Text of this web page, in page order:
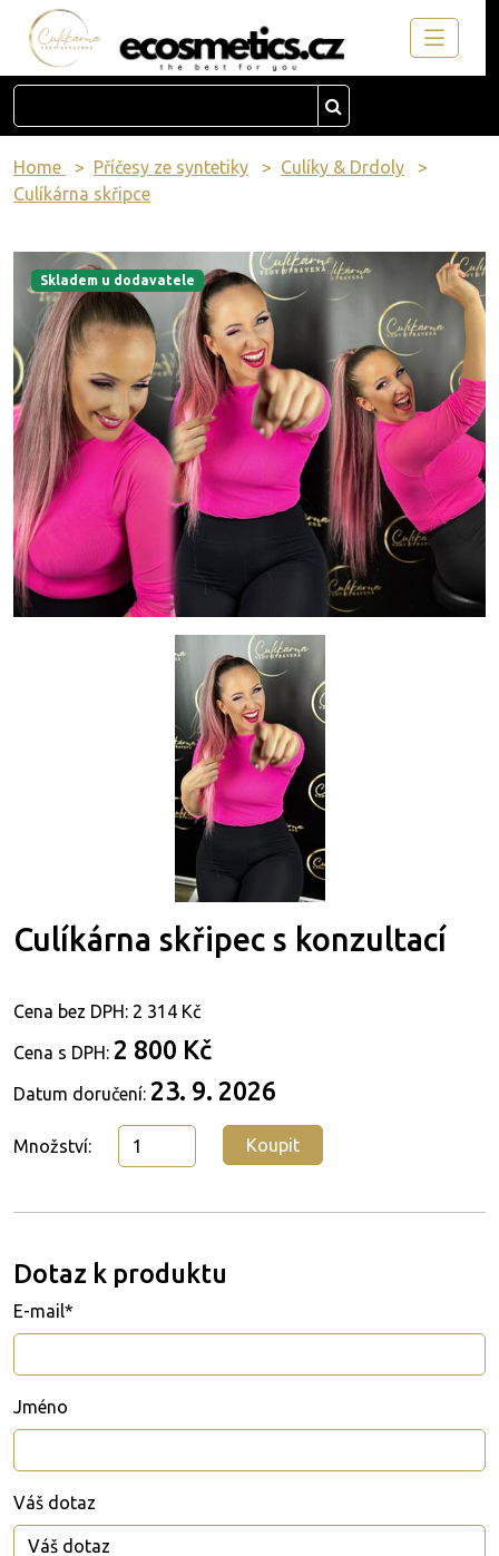
Home Příčesy ze syntetiky
Culíky & Drdoly
Culíkárna skřipce
Skladem u dodavatele
Culíkárna skřipec s konzultací
Cena bez DPH: 2 314 Kč
Cena s DPH: 2 800 Kč
Datum doručení: 23. 9. 2026
Množství: Koupit
Dotaz k produktu
E-mail*
Jméno
Váš dotaz